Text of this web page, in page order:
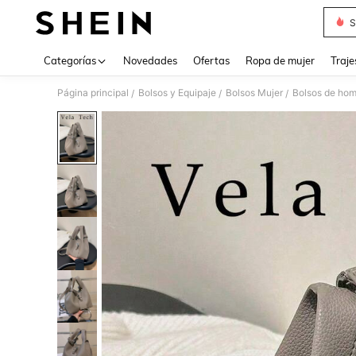
Categorías Novedades Ofertas Ropa de mujer
Página principal / Bolsos y Equipaje / Bolsos Mujer / Bolsos de